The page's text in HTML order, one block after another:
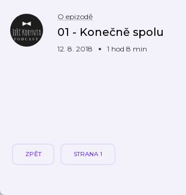
O epizodě
01 - Konečně spolu
12. 8. 2018 1 hod 8 min
ZPĚT STRANA 1